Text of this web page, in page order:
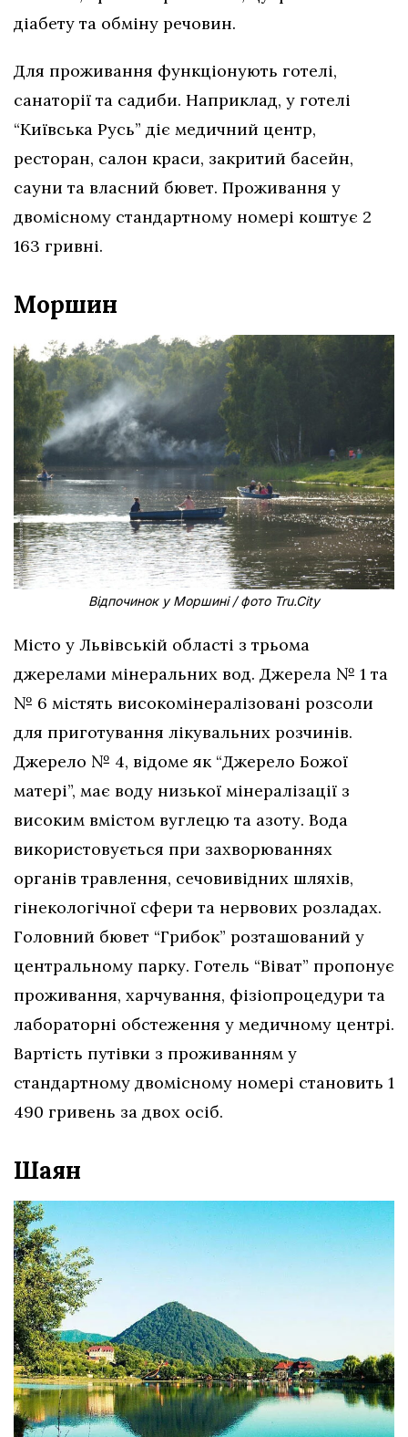
діабету та обміну речовин.
Для проживання функціонують готелі,
санаторії та садиби. Наприклад, у готелі
“Київська Русь” діє медичний центр,
ресторан, салон краси, закритий басейн,
сауни та власний бювет. Проживання у
двомісному стандартному номері коштує 2
163 гривні.
Моршин
Відпочинок у Моршині / фото Tru.City
Місто у Львівській області з трьома
джерелами мінеральних вод. Джерела № 1 та
№ 6 містять високомінералізовані розсоли
для приготування лікувальних розчинів.
Джерело № 4, відоме як “Джерело Божої
матері”, має воду низької мінералізації з
високим вмістом вуглецю та азоту. Вода
використовується при захворюваннях
органів травлення, сечовивідних шляхів,
гінекологічної сфери та нервових розладах.
Головний бювет “Грибок” розташований у
центральному парку. Готель “Віват” пропонує
проживання, харчування, фізіопроцедури та
лабораторні обстеження у медичному центрі.
Вартість путівки з проживанням у
стандартному двомісному номері становить 1
490 гривень за двох осіб.
Шаян